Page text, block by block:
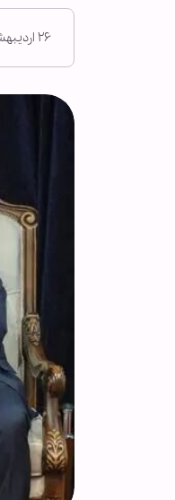
۲۶ اردیبهشت ۱۴۰۵ - ۱۸:۱۱